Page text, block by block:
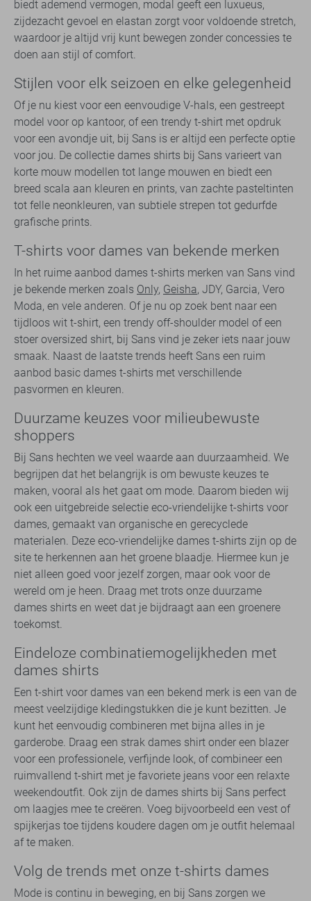
biedt ademend vermogen, modal geeft een luxueus,
zijdezacht gevoel en elastan zorgt voor voldoende stretch,
waardoor je altijd vrij kunt bewegen zonder concessies te
doen aan stijl of comfort.
Stijlen voor elk seizoen en elke gelegenheid
Of je nu kiest voor een eenvoudige V-hals, een gestreept
model voor op kantoor, of een trendy t-shirt met opdruk
voor een avondje uit, bij Sans is er altijd een perfecte optie
voor jou. De collectie dames shirts bij Sans varieert van
korte mouw modellen tot lange mouwen en biedt een
breed scala aan kleuren en prints, van zachte pasteltinten
tot felle neonkleuren, van subtiele strepen tot gedurfde
grafische prints.
T-shirts voor dames van bekende merken
In het ruime aanbod dames t-shirts merken van Sans vind
je bekende merken zoals Only, Geisha, JDY, Garcia, Vero
Moda, en vele anderen. Of je nu op zoek bent naar een
tijdloos wit t-shirt, een trendy off-shoulder model of een
stoer oversized shirt, bij Sans vind je zeker iets naar jouw
smaak. Naast de laatste trends heeft Sans een ruim
aanbod basic dames t-shirts met verschillende
pasvormen en kleuren.
Duurzame keuzes voor milieubewuste
shoppers
Bij Sans hechten we veel waarde aan duurzaamheid. We
begrijpen dat het belangrijk is om bewuste keuzes te
maken, vooral als het gaat om mode. Daarom bieden wij
ook een uitgebreide selectie eco-vriendelijke t-shirts voor
dames, gemaakt van organische en gerecyclede
materialen. Deze eco-vriendelijke dames t-shirts zijn op de
site te herkennen aan het groene blaadje. Hiermee kun je
niet alleen goed voor jezelf zorgen, maar ook voor de
wereld om je heen. Draag met trots onze duurzame
dames shirts en weet dat je bijdraagt aan een groenere
toekomst.
Eindeloze combinatiemogelijkheden met
dames shirts
Een t-shirt voor dames van een bekend merk is een van de
meest veelzijdige kledingstukken die je kunt bezitten. Je
kunt het eenvoudig combineren met bijna alles in je
garderobe. Draag een strak dames shirt onder een blazer
voor een professionele, verfijnde look, of combineer een
ruimvallend t-shirt met je favoriete jeans voor een relaxte
weekendoutfit. Ook zijn de dames shirts bij Sans perfect
om laagjes mee te creëren. Voeg bijvoorbeeld een vest of
spijkerjas toe tijdens koudere dagen om je outfit helemaal
af te maken.
Volg de trends met onze t-shirts dames
Mode is continu in beweging, en bij Sans zorgen we